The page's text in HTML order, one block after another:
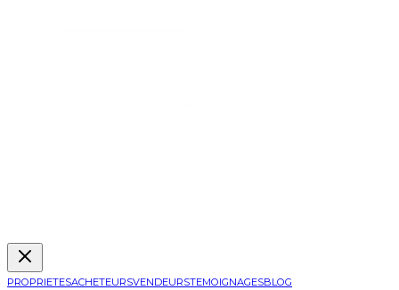
PROPRIETESACHETEURSVENDEURSTEMOIGNAGESBLOG